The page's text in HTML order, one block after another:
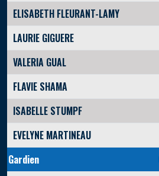
ELISABETH FLEURANT-LAMY
LAURIE GIGUERE
VALERIA GUAL
FLAVIE SHAMA
ISABELLE STUMPF
EVELYNE MARTINEAU
Gardien